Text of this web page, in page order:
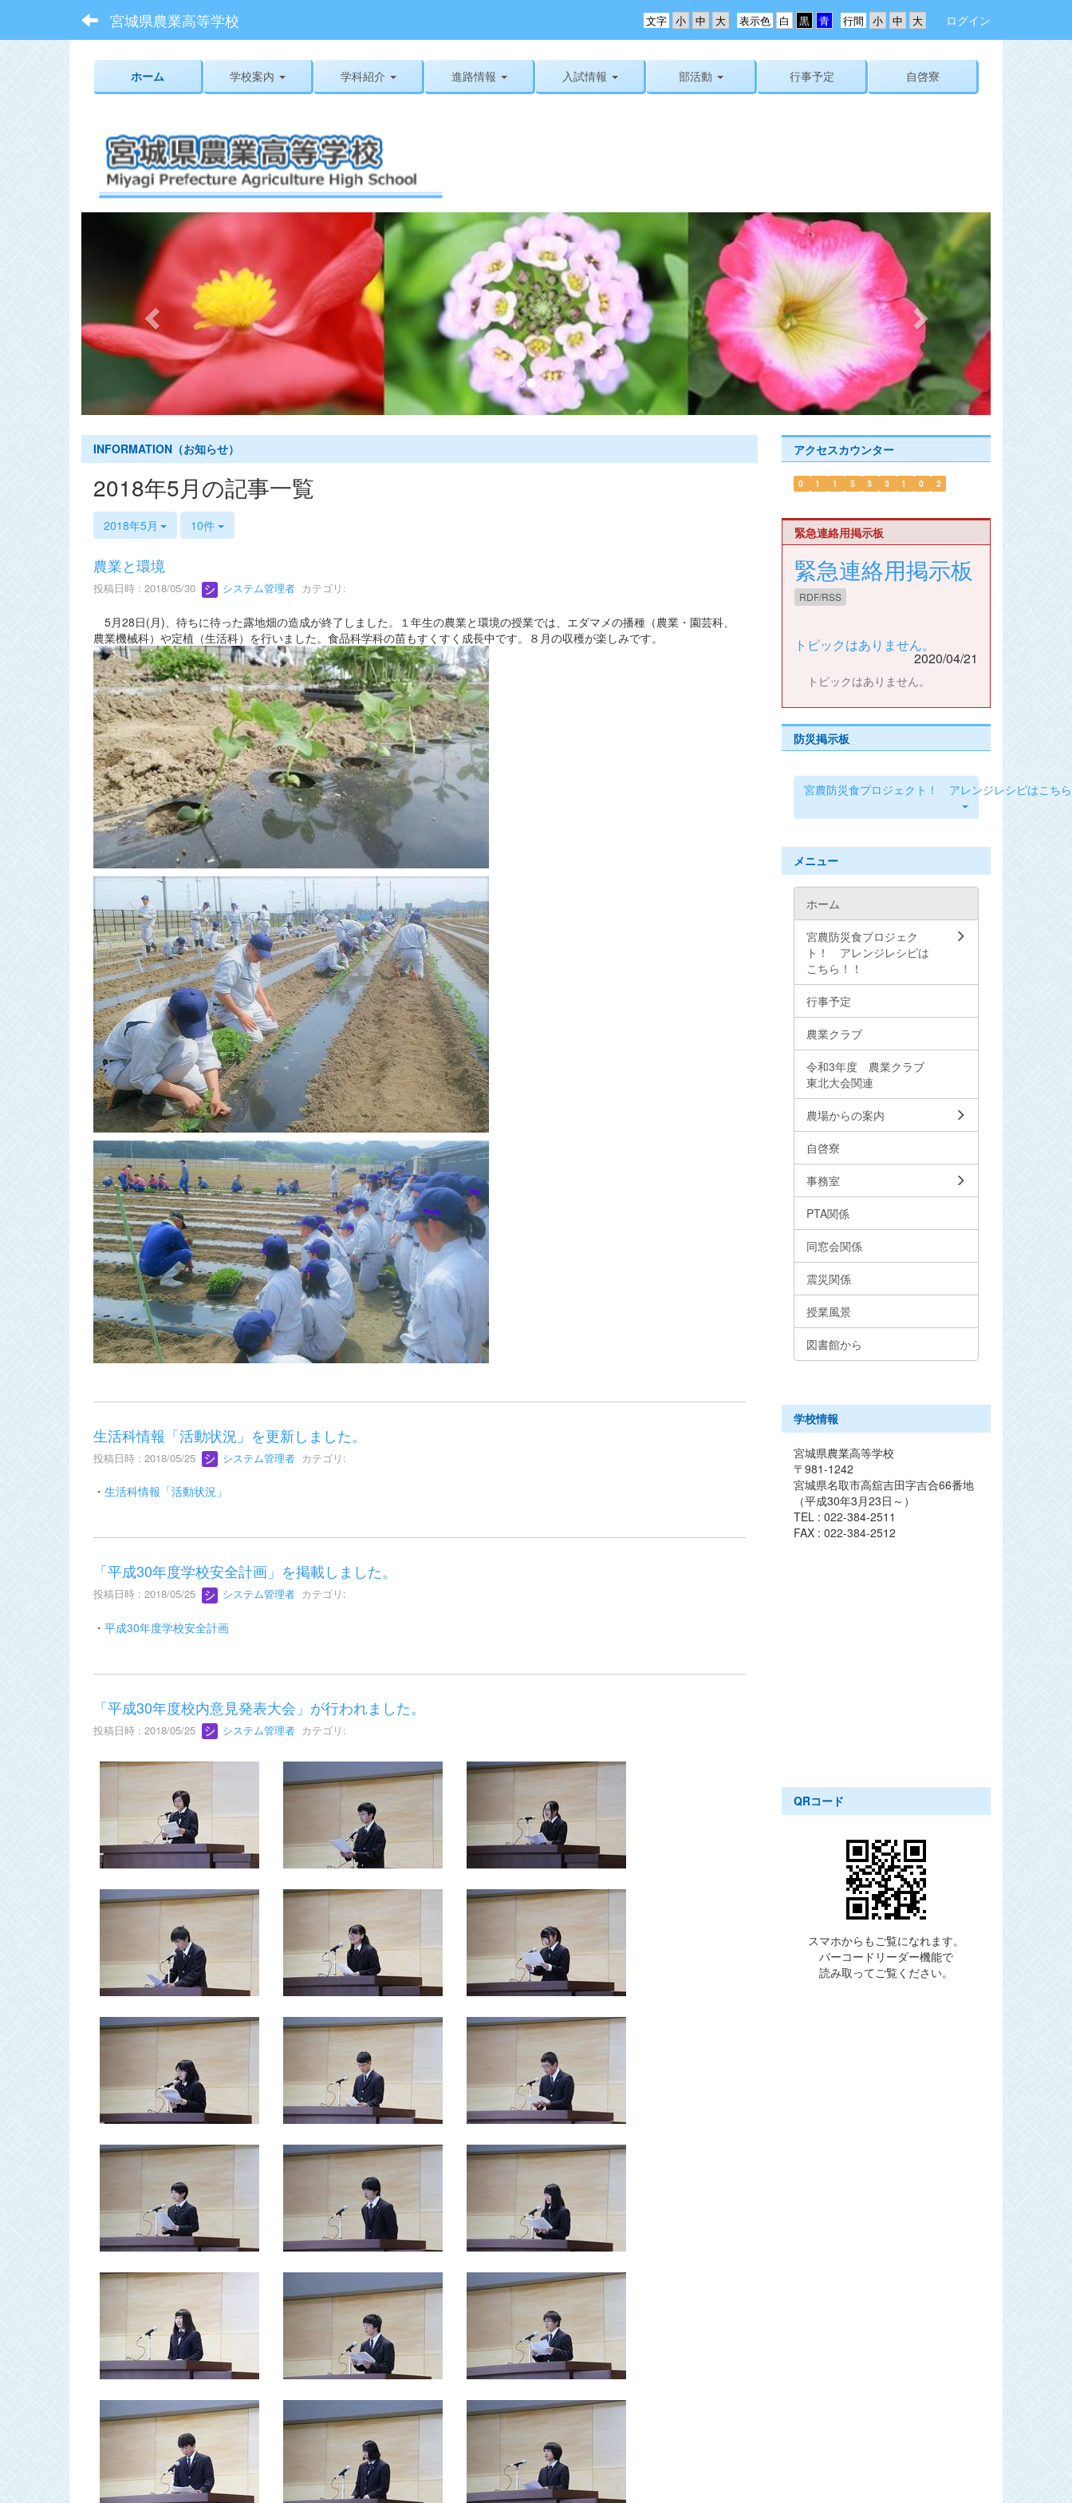
宮城県農業高等学校 行間
表示色
文字 ログイン
ホーム 学校案内 学科紹介 進路情報 入試情報 部活動 行事予定 自啓寮
e
v
i
o
u
s
x
t
INFORMATION（お知らせ）
2018年5月の記事一覧
2018年5月 10件
農業と環境
投稿日時 : 2018/05/30 システム管理者 カテゴリ:
5月28日(月)、待ちに待った露地畑の造成が終了しました。１年生の農業と環境の授業では、エダマメの播種（農業・園芸科、
農業機械科）や定植（生活科）を行いました。食品科学科の苗もすくすく成長中です。８月の収穫が楽しみです。
生活科情報「活動状況」を更新しました。
投稿日時 : 2018/05/25 システム管理者 カテゴリ:
・ 生活科情報「活動状況」
「平成30年度学校安全計画」を掲載しました。
投稿日時 : 2018/05/25 システム管理者 カテゴリ:
・ 平成30年度学校安全計画
「平成30年度校内意見発表大会」が行われました。
投稿日時 : 2018/05/25 システム管理者 カテゴリ:
アクセスカウンター
0 1 1 5 3 3 1 0 2
緊急連絡用掲示板
緊急連絡用掲示板
RDF/RSS
トピックはありません。
2020/04/21
トピックはありません。
防災掲示板
宮農防災食プロジェクト！ アレンジレシピはこち
メニュー
ホーム
宮農防災食プロジェク
ト！ アレンジレシピは
こちら！！
行事予定
農業クラブ
令和3年度 農業クラブ
東北大会関連
農場からの案内
自啓寮
事務室
PTA関係
同窓会関係
震災関係
授業風景
図書館から
学校情報
宮城県農業高等学校
〒981-1242
宮城県名取市高舘吉田字吉合66番地
（平成30年3月23日～）
TEL : 022-384-2511
FAX : 022-384-2512
QRコード
スマホからもご覧になれます。
バーコードリーダー機能で
読み取ってご覧ください。